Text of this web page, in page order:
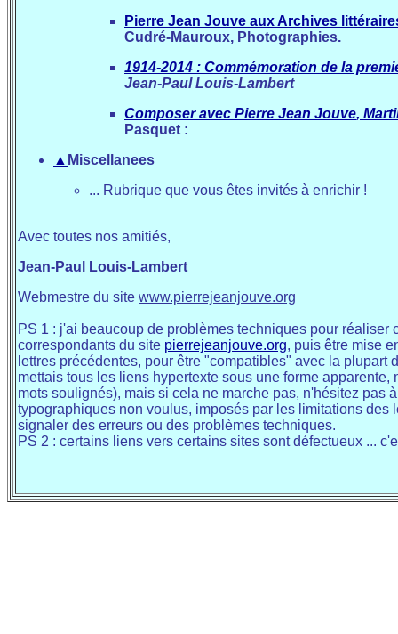
Pierre Jean Jouve aux Archives
Cudré-Mauroux, Photographies.
1914-2014 : Commémoration de la
Jean-Paul Louis-Lambert
Composer avec Pierre Jean Jouve,
Pasquet :
▲ Miscellanees
... Rubrique que vous êtes invités à enrichir !
Avec toutes nos amitiés,
Jean-Paul Louis-Lambert
Webmestre du site www.pierrejeanjouve.org
PS 1 : j'ai beaucoup de problèmes techniques pour
correspondants du site pierrejeanjouve.org, puis être mise
lettres précédentes, pour être "compatibles" avec la
mettais tous les liens hypertexte sous une forme apparente,
mots soulignés), mais si cela ne marche pas, n'hésitez pas
typographiques non voulus, imposés par les limitations
signaler des erreurs ou des problèmes techniques.
PS 2 : certains liens vers certains sites sont défectueux ...